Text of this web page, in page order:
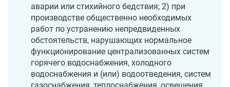
аварии или стихийного бедствия; 2) при
производстве общественно необходимых
работ по устранению непредвиденных
обстоятельств, нарушающих нормальное
функционирование централизованных систем
горячего водоснабжения, холодного
водоснабжения и (или) водоотведения, систем